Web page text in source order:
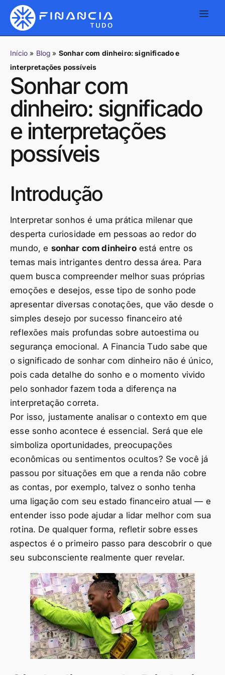
Início » Blog » Sonhar com dinheiro: significado e
interpretações possíveis
Sonhar com
dinheiro: significado
e interpretações
possíveis
Introdução
Interpretar sonhos é uma prática milenar que
desperta curiosidade em pessoas ao redor do
mundo, e sonhar com dinheiroestá entre os
temas mais intrigantes dentro dessa área. Para
quem busca compreender melhor suas próprias
emoções e desejos, esse tipo de sonho pode
apresentar diversas conotações, que vão desde o
simples desejo por sucesso financeiro até
reflexões mais profundas sobre autoestima ou
segurança emocional. A Financia Tudo sabe que
o significado de sonhar com dinheiro não é único,
pois cada detalhe do sonho e o momento vivido
pelo sonhador fazem toda a diferença na
interpretação correta.
Por isso, justamente analisar o contexto em que
esse sonho acontece é essencial. Será que ele
simboliza oportunidades, preocupações
econômicas ou sentimentos ocultos? Se você já
passou por situações em que a renda não cobre
as contas, por exemplo, talvez o sonho tenha
uma ligação com seu estado financeiro atual — e
entender isso pode ajudar a lidar melhor com sua
rotina. De qualquer forma, refletir sobre esses
aspectos é o primeiro passo para descobrir o que
seu subconsciente realmente quer revelar.